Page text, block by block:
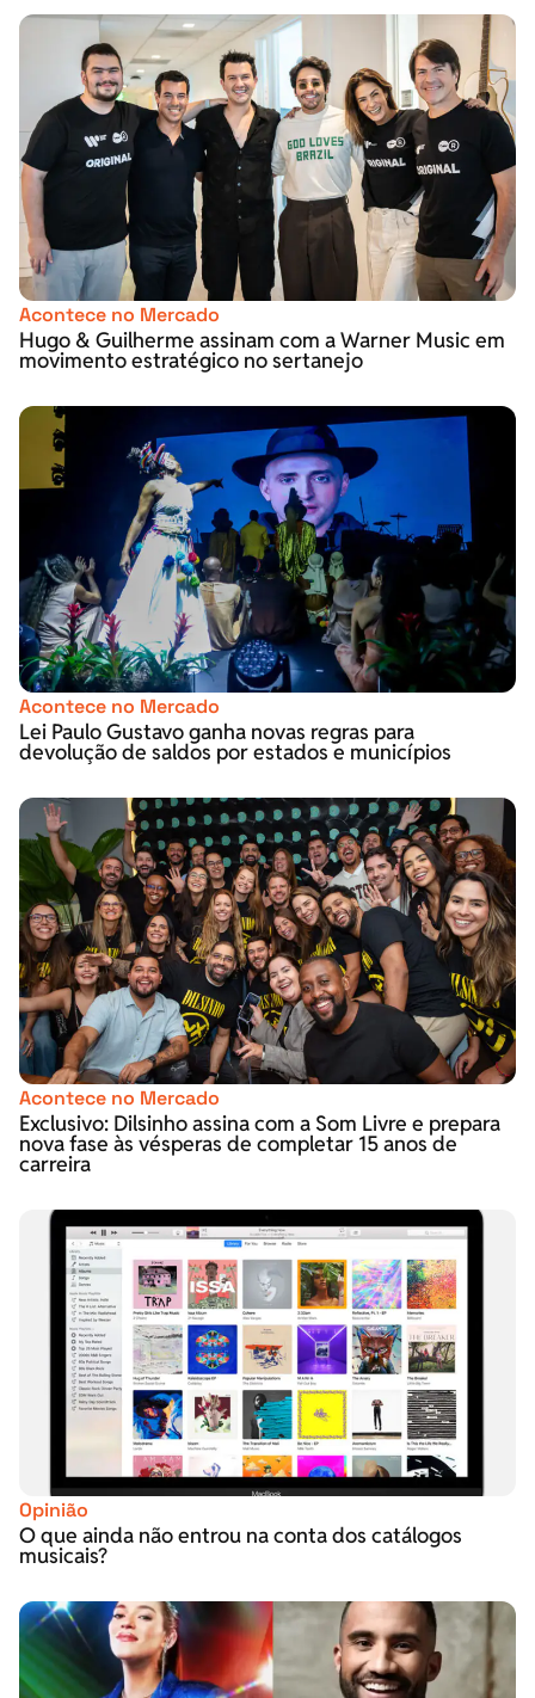
Acontece no Mercado
Hugo & Guilherme assinam com a Warner Music em
movimento estratégico no sertanejo
Acontece no Mercado
Lei Paulo Gustavo ganha novas regras para
devolução de saldos por estados e municípios
Acontece no Mercado
Exclusivo: Dilsinho assina com a Som Livre e prepara
nova fase às vésperas de completar 15 anos de
carreira
Opinião
O que ainda não entrou na conta dos catálogos
musicais?